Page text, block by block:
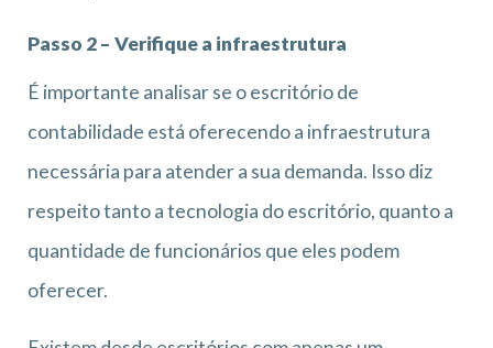
Passo 2 – Verifique a infraestrutura
É importante analisar se o escritório de
contabilidade está oferecendo a infraestrutura
necessária para atender a sua demanda. Isso diz
respeito tanto a tecnologia do escritório, quanto a
quantidade de funcionários que eles podem
oferecer.